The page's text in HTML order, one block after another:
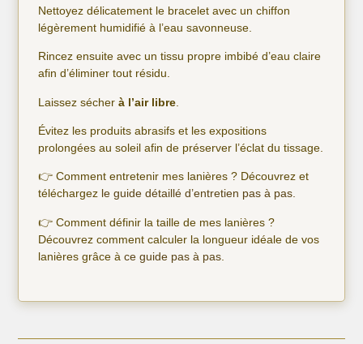
Nettoyez délicatement le bracelet avec un chiffon
légèrement humidifié à l’eau savonneuse.
Rincez ensuite avec un tissu propre imbibé d’eau claire
afin d’éliminer tout résidu.
Laissez sécherà l’air libre
Évitez les produits abrasifs et les expositions
prolongées au soleil afin de préserver l’éclat du tissage.
👉 Comment entretenir mes lanières ? Découvrez et
téléchargez le guide détaillé d’entretien pas à pas.
👉 Comment définir la taille de mes lanières ?
Découvrez comment calculer la longueur idéale de vos
lanières grâce àce guide pas à pas